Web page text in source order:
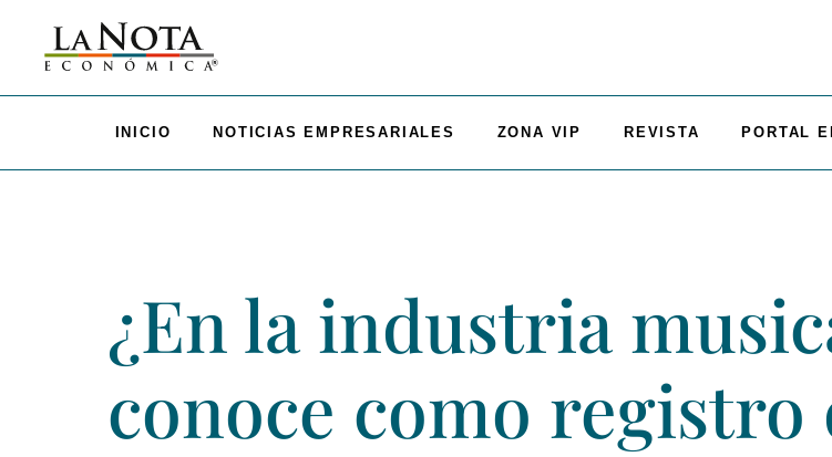
INICIO NOTICIAS EMPRESARIALES ZONA VIP REVISTA PORTAL
¿En la industria
conoce como registro